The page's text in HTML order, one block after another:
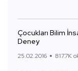
Çocukları Bilim
Deney
25.02.2016 817.7K